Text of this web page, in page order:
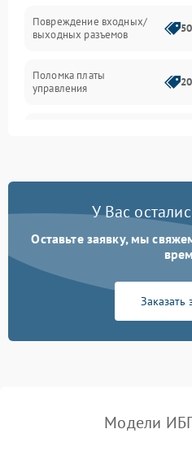
Механические повреждения
Механика
Повреждение входных/
выходных разъемов
Поломка платы
управления
Повреждение
Поломка предохранителя
Неисправность системы
индикаторов
У Вас
Оставьте заявку, мы
Заказать
Модели